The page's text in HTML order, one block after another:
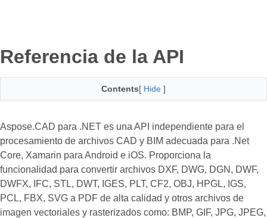
Referencia de la API
Contents[ Hide ]
Aspose.CAD para .NET es una API independiente para el
procesamiento de archivos CAD y BIM adecuada para .Net
Core, Xamarin para Android e iOS. Proporciona la
funcionalidad para convertir archivos DXF, DWG, DGN, DWF,
DWFX, IFC, STL, DWT, IGES, PLT, CF2, OBJ, HPGL, IGS,
PCL, FBX, SVG a PDF de alta calidad y otros archivos de
imagen vectoriales y rasterizados como: BMP, GIF, JPG, JPEG,